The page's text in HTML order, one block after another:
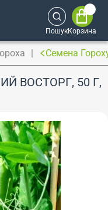
ПошукКорзина
Семена
ВОСТОРГ, 50 Г,